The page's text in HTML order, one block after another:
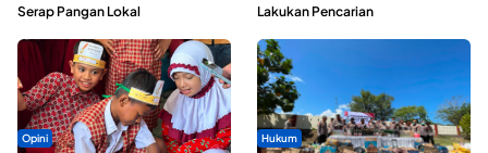
Serap Pangan Lokal
Lakukan Pencarian
Opini Hukum